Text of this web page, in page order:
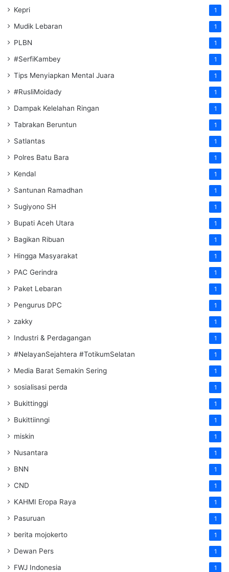
Kepri 1
Mudik Lebaran 1
PLBN 1
#SerfiKambey 1
Tips Menyiapkan Mental Juara 1
#RusliMoidady 1
Dampak Kelelahan Ringan 1
Tabrakan Beruntun 1
Satlantas 1
Polres Batu Bara 1
Kendal 1
Santunan Ramadhan 1
Sugiyono SH 1
Bupati Aceh Utara 1
Bagikan Ribuan 1
Hingga Masyarakat 1
PAC Gerindra 1
Paket Lebaran 1
Pengurus DPC 1
zakky 1
Industri & Perdagangan 1
#NelayanSejahtera #TotikumSelatan 1
Media Barat Semakin Sering 1
sosialisasi perda 1
Bukittinggi 1
Bukittiinngi 1
miskin 1
Nusantara 1
BNN 1
CND 1
KAHMI Eropa Raya 1
Pasuruan 1
berita mojokerto 1
Dewan Pers 1
FWJ Indonesia 1